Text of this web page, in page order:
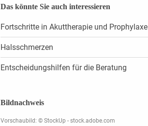
Das könnte Sie auch interessieren
Fortschritte in Akuttherapie und Prophylaxe
Halsschmerzen
Entscheidungshilfen für die Beratung
Bildnachweis
Vorschaubild: © StockUp - stock.adobe.com